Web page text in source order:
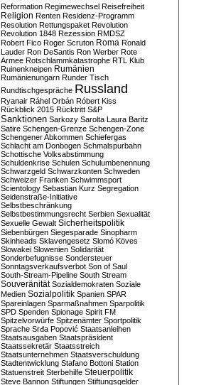
Reformation Regimewechsel Reisefreiheit
Religion Renten Residenz-Programm
Resolution Rettungspaket Revolution
Revolution 1848 Rezession RMDSZ
Robert Fico Roger Scruton Roma Ronald
Lauder Ron DeSantis Ron Werber Rote
Armee Rotschlammkatastrophe RTL Klub
Ruinenkneipen Rumänien
Rumänienungarn Runder Tisch
Rundtischgespräche Russland
Ryanair Ráhel Orbán Róbert Kiss
Rückblick 2015 Rücktritt S&P
Sanktionen Sarkozy Sarolta Laura Baritz
Satire Schengen-Grenze Schengen-Zone
Schengener Abkommen Schiefergas
Schlacht am Donbogen Schmalspurbahn
Schottische Volksabstimmung
Schuldenkrise Schulen Schulumbenennung
Schwarzgeld Schwarzkonten Schweden
Schweizer Franken Schwimmsport
Scientology Sebastian Kurz Segregation
Seidenstraße-Initiative
Selbstbeschränkung
Selbstbestimmungsrecht Serbien Sexualität
Sexuelle Gewalt Sicherheitspolitik
Siebenbürgen Siegesparade Sinopharm
Skinheads Sklavengesetz Slomó Köves
Slowakei Slowenien Solidarität
Sonderbefugnisse Sondersteuer
Sonntagsverkaufsverbot Son of Saul
South-Stream-Pipeline South Stream
Souveränität Sozialdemokraten Soziale
Medien Sozialpolitik Spanien SPAR
Spareinlagen Sparmaßnahmen Sparpolitik
SPD Spenden Spionage Spirit FM
Spitzelvorwürfe Spitzenämter Sportpolitik
Sprache Srđa Popović Staatsanleihen
Staatsausgaben Staatspräsident
Staatssekretär Staatsstreich
Staatsunternehmen Staatsverschuldung
Stadtentwicklung Stafano Bottoni Station
Statuenstreit Sterbehilfe Steuerpolitik
Steve Bannon Stiftungen Stiftungsgelder